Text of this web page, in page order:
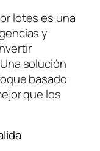
lotes es una
y
solución
basado
que los